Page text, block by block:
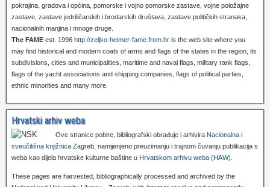
pokrajina, gradova i općina, pomorske i vojno pomorske zastave, vojne položajne
zastave, zastave jedriličarskih i brodarskih društava, zastave političkih stranaka,
nacionalnih manjina i mnoge druge.
The FAME est. 1996 http://zeljko-heimer-fame.from.hr is the web site where you
may find historical and modern coats of arms and flags of the states in the region, its
subdivisions, cities and municipalities, maritime and naval flags, military rank flags,
flags of the yacht associations and shipping companies, flags of political parties,
ethnic minorities and many more.
Hrvatski arhiv weba
Ove stranice pobire, bibliografski obrađuje i arhivira Nacionalna i
sveučilišna knjižnica Zagreb, namijenjeno preuzimanju i trajnom čuvanju publikacija s
weba kao dijela hrvatske kulturne baštine u Hrvatskom arhivu weba (HAW)
These pages are harvested, bibliographically processed and archived by the